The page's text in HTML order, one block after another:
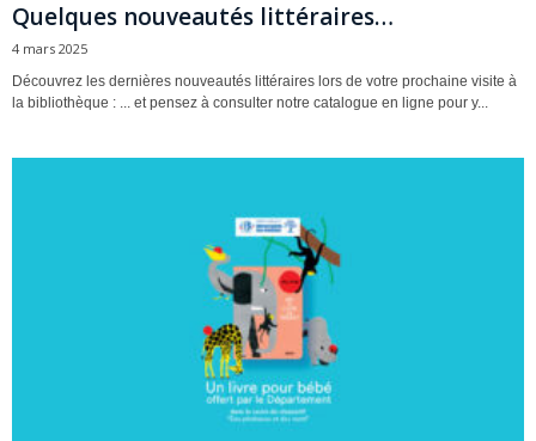
Quelques nouveautés littéraires…
4 mars 2025
Découvrez les dernières nouveautés littéraires lors de votre prochaine visite à
la bibliothèque : ... et pensez à consulter notre catalogue en ligne pour y...